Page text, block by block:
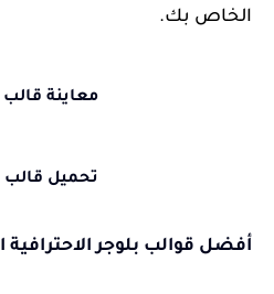
الخاص بك.
معاينة قالب
تحميل قالب
أفضل قوالب بلوجر